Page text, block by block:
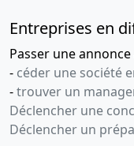
Entreprises en
Passer une
- céder une société
-trouver un
Déclencher une
Déclencher un